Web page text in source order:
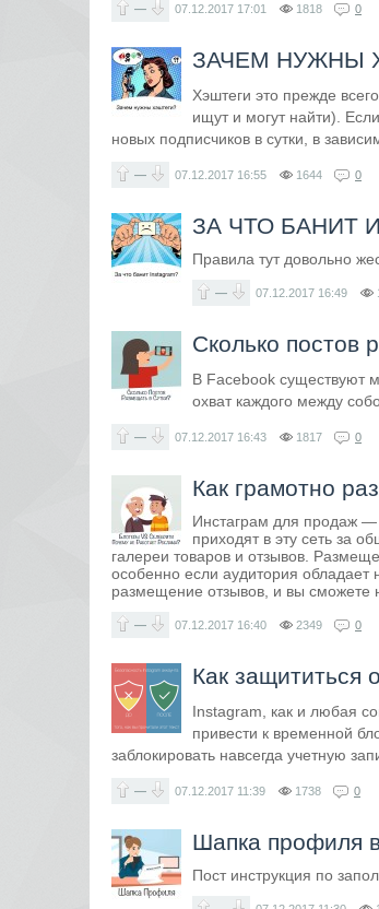
— 07.12.2017 17:01 1818 0
ЗАЧЕМ НУЖНЫ
Хэштеги это прежде
ищут и могут найти).
новых подписчиков в сутки, в
— 07.12.2017 16:55 1644 0
ЗА ЧТО БАНИТ
Правила тут довольно
— 07.12.2017 16:49
Сколько постов
В Facebook существуют
охват каждого между
— 07.12.2017 16:43 1817 0
Как грамотно
Инстаграм для продаж
приходят в эту сеть за
галереи товаров и отзывов.
особенно если аудитория обладает
размещение отзывов, и вы сможете
— 07.12.2017 16:40 2349 0
Как защититься
Instagram, как и любая
привести к временной
заблокировать навсегда учетную
— 07.12.2017 11:39 1738 0
Шапка профиля
Пост инструкция по